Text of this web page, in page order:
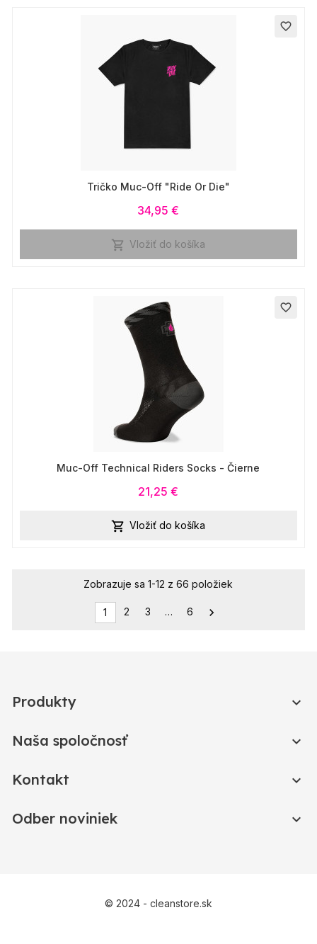
favorite_border
Tričko Muc-Off "Ride Or Die"
34,95 €
 Vložiť do košíka
favorite_border
Muc-Off Technical Riders Socks - Čierne
21,25 €
 Vložiť do košíka
Zobrazuje sa 1-12 z 66 položiek
1 2 3 … 6 
Produkty 
Naša spoločnosť 
Kontakt 
Odber noviniek 
© 2024 - cleanstore.sk